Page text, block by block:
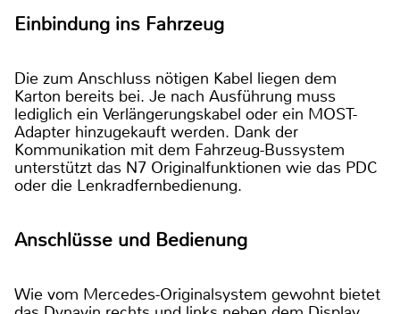
Einbindung ins Fahrzeug
Die zum Anschluss nötigen Kabel liegen dem
Karton bereits bei. Je nach Ausführung muss
lediglich ein Verlängerungskabel oder ein MOST-
Adapter hinzugekauft werden. Dank der
Kommunikation mit dem Fahrzeug-Bussystem
unterstützt das N7 Originalfunktionen wie das PDC
oder die Lenkradfernbedienung.
Anschlüsse und Bedienung
Wie vom Mercedes-Originalsystem gewohnt bietet